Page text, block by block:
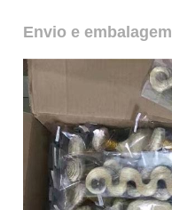
Envio e embalagem